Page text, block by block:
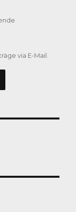
via E-Mail.